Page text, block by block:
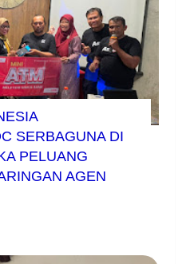
SERBAGUNA DI
PELUANG
AGEN